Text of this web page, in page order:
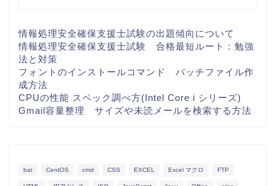
情報処理安全確保支援士試験の出題傾向について
情報処理安全確保支援士試験 合格最短ルート：勉強
法と対策
フォントのインストールコマンド バッチファイル作
成方法
CPUの性能 スペック調べ方(Intel Core i シリーズ)
Gmail容量整理 サイズや未読メールを検索する方法
bat CentOS cmd CSS EXCEL Excel マクロ FTP